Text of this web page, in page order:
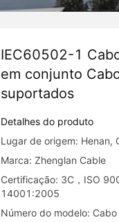
IEC60502-1
em conjunto
suportados
Detalhes do produto
Lugar de origem: Henan,
Marca: Zhenglan Cable
Certificação: 3C，ISO
14001:2005
Número do modelo: